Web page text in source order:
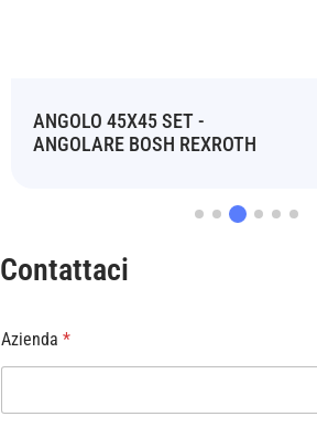
ANGOLO 45X45 SET -
ANGOLARE BOSH REXROTH
Contattaci
Azienda *